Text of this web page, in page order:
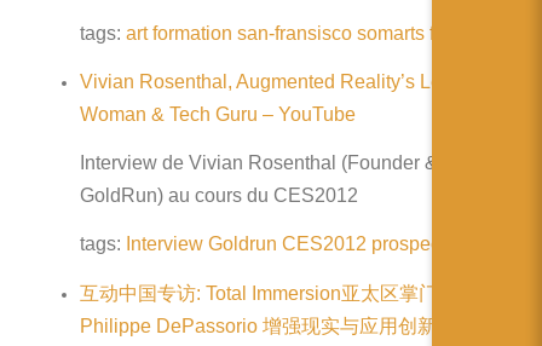
tags: art formation san-fransisco somarts freeman
Vivian Rosenthal, Augmented Reality’s Leading
Woman & Tech Guru – YouTube
Interview de Vivian Rosenthal (Founder & CEO de
GoldRun) au cours du CES2012
tags: Interview Goldrun CES2012 prospective
互动中国专访: Total Immersion亚太区掌门人
Philippe DePassorio 增强现实与应用创新蓝图——